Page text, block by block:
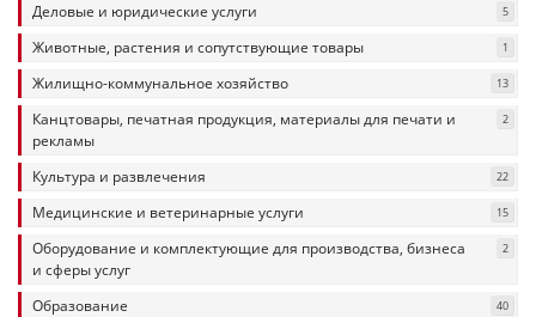
Деловые и юридические услуги 5
Животные, растения и сопутствующие товары 1
Жилищно-коммунальное хозяйство 13
Канцтовары, печатная продукция, материалы для печати и
рекламы
2
Культура и развлечения 22
Медицинские и ветеринарные услуги 15
Оборудование и комплектующие для производства, бизнеса
и сферы услуг
2
Образование 40